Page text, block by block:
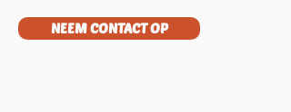
NEEM CONTACT OP